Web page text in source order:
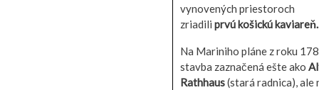
vynovených priestoroch
zriadili prvú košickú kaviareň.
Na Mariniho pláne z roku
stavba zaznačená ešte ako
Rathhaus(stará radnica), ale